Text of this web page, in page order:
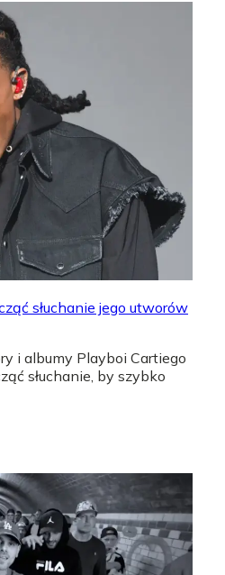
słuchanie jego utworów
i albumy Playboi Cartiego
słuchanie, by szybko